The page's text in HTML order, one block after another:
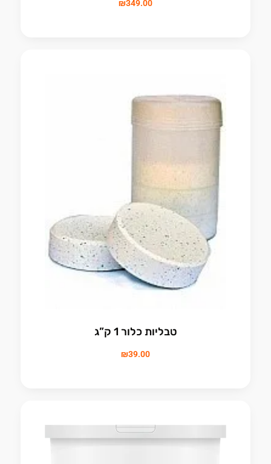
₪349.00
טבליות כלור 1 ק”ג
₪39.00